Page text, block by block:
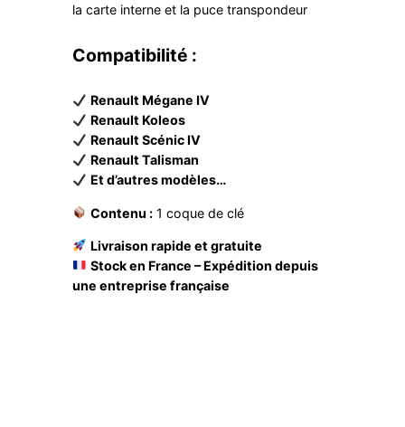
la carte interne et la puce transpondeur
Compatibilité :
Renault Mégane IV
Renault Koleos
Renault Scénic IV
Renault Talisman
Et d’autres modèles…
Contenu : 1 coque de clé
Livraison rapide et gratuite
Stock en France – Expédition depuis
une entreprise française